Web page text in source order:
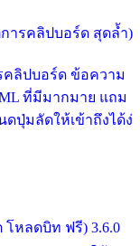
การคลิปบอร์ด สุดล้ำ)
คลิปบอร์ด ข้อความ
ที่มีมากมาย แถม
ดปุ่มลัดให้เข้าถึงได้ง่
โหลดบิท ฟรี) 3.6.0